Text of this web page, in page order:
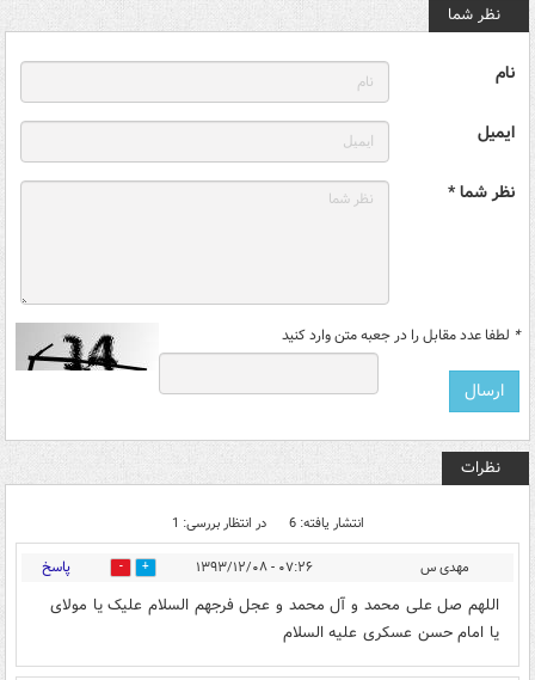
نظر شما
نام
ایمیل
نظر شما *
* لطفا عدد مقابل را در جعبه متن وارد کنید
نظرات
انتشار یافته: 6 در انتظار بررسی: 1
مهدی س ۰۷:۲۶ - ۱۳۹۳/۱۲/۰۸ 2 پاسخ
اللهم صل علی محمد و آل محمد و عجل فرجهم السلام علیک یا مولای
یا امام حسن عسکری علیه السلام